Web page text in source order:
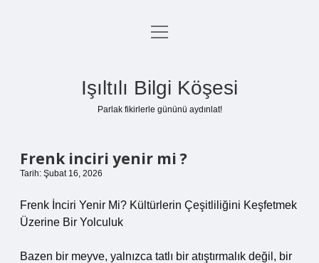
Anasayfa
Yasal Uyarı
menüyü
Işıltılı Bilgi Köşesi
Parlak fikirlerle gününü aydınlat!
Frenk inciri yenir mi ?
Tarih: Şubat 16, 2026
Frenk İnciri Yenir Mi? Kültürlerin Çeşitliliğini Keşfetmek
Üzerine Bir Yolculuk
Bazen bir meyve, yalnızca tatlı bir atıştırmalık değil, bir